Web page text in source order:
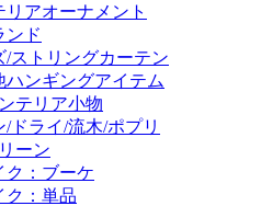
リアオーナメント
ンド
/ストリングカーテン
ハンギングアイテム
テリア小物
ドライ/流木/ポプリ
ーン
ク：ブーケ
ク：単品